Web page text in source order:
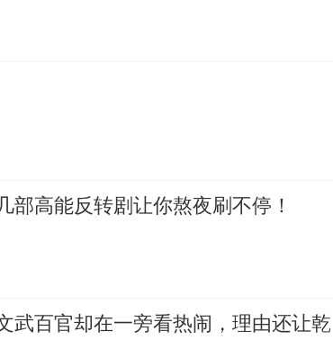
部高能反转剧让你熬夜刷不停！
武百官却在一旁看热闹，理由还让乾